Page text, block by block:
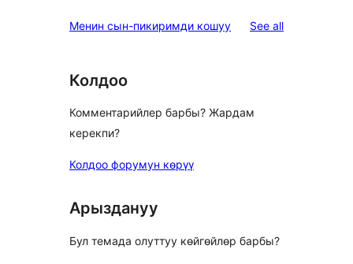
review
Менин сын-пикиримди кошуу See allreviews
Колдоо
Комментарийлер барбы? Жардам
керекпи?
Колдоо форумун көрүү
Арыздануу
Бул темада олуттуу көйгөйлөр барбы?